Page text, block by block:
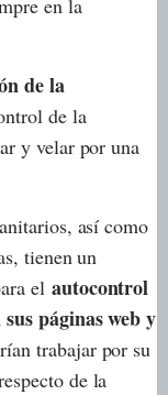
en la
de la
de la
y velar por una
así como
tienen un
el autocontrol
páginas web y
trabajar por su
de la